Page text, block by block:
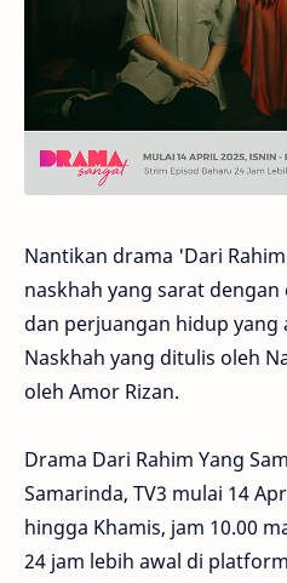
Nantikan drama 'Dari
naskhah yang sarat
dan perjuangan hidup
Naskhah yang ditulis oleh
oleh Amor Rizan.
Drama Dari Rahim Yang
Samarinda, TV3 mulai 14
hingga Khamis, jam 10.00
24 jam lebih awal di